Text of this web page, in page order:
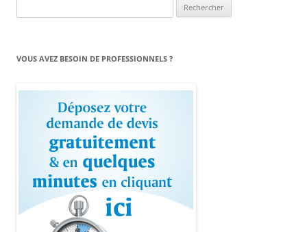
VOUS AVEZ BESOIN DE PROFESSIONNELS ?